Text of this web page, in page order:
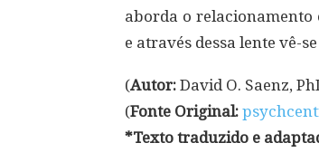
aborda o relacionamento
e através dessa lente vê-
(Autor: David O. Saenz,
(Fonte Original:
*Texto traduzido e